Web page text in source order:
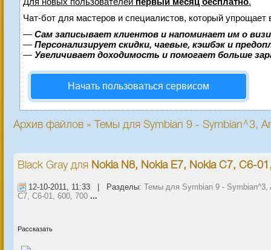
Чат-бот для мастеров и специалистов, который упрощает
— Сам записывает клиентов и напоминает им о
— Персонализирует скидки, чаевые, кэшбэк и
— Увеличивает доходимость и помогает больше
Начать пользоваться сервисом
Архив файлов » Темы для Symbian 9 - Symbian^3,
Black Gray для Nokia N8, Nokia E7, Nokia C7, C6-
12-10-2011, 11:33 | Разделы: Темы для Symbian 9 - Symbian^3,
C7, C6-01, 600, 700 ...
Рассказать